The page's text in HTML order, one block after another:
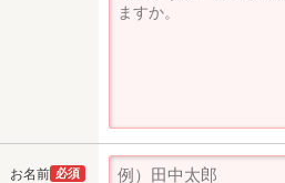
お名前 必須